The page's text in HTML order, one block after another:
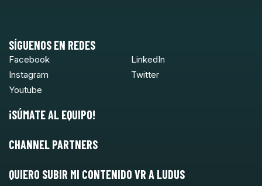
SÍGUENOS EN REDES
Facebook
LinkedIn
Instagram
Twitter
Youtube
¡SÚMATE AL EQUIPO!
CHANNEL PARTNERS
QUIERO SUBIR MI CONTENIDO VR A LUDUS